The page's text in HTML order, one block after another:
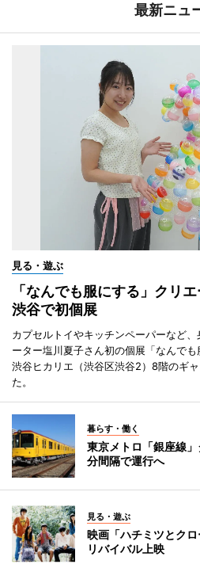
最新ニュ
見る・遊ぶ
「なんでも服にする」クリ
渋谷で初個展
カプセルトイやキッチンペーパーなど
ーター塩川夏子さん初の個展「なんでも
渋谷ヒカリエ（渋谷区渋谷2）8階のギ
た。
暮らす・働く
東京メトロ「銀座線
分間隔で運行へ
見る・遊ぶ
映画「ハチミツとク
リバイバル上映